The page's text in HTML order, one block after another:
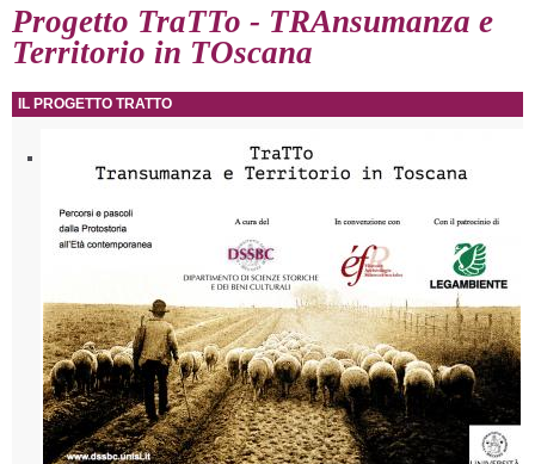
Progetto TraTTo - TRAnsumanza e
Territorio in TOscana
IL PROGETTO TRATTO